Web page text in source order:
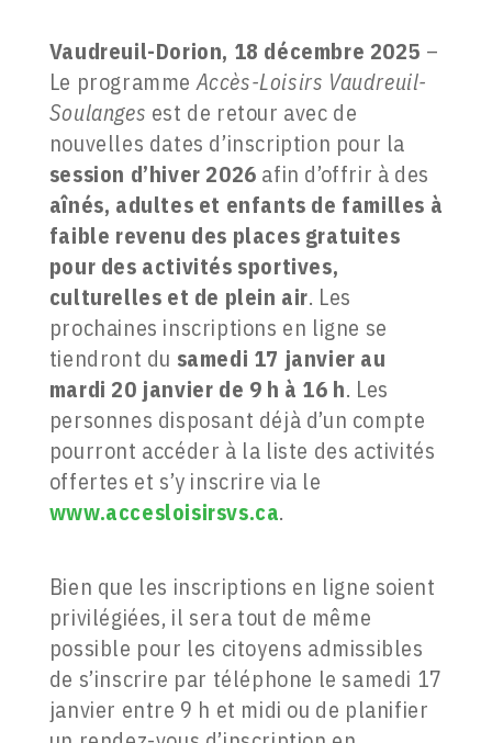
Vaudreuil-Dorion, 18 décembre 2025 –
Le programmeAccès-Loisirs Vaudreuil-
Soulanges est de retour avec de
nouvelles dates d’inscription pour la
session d’hiver 2026 afin d’offrir à des
aînés, adultes et enfants de familles à
faible revenu des places gratuites
pour des activités sportives,
culturelles et de plein air. Les
prochaines inscriptions en ligne se
tiendront du samedi 17 janvier au
mardi 20 janvier de 9 h à 16 h. Les
personnes disposant déjà d’un compte
pourront accéder à la liste des activités
offertes et s’y inscrire via le
www.accesloisirsvs.ca.
Bien que les inscriptions en ligne soient
privilégiées, il sera tout de même
possible pour les citoyens admissibles
de s’inscrire par téléphone le samedi 17
janvier entre 9 h et midi ou de planifier